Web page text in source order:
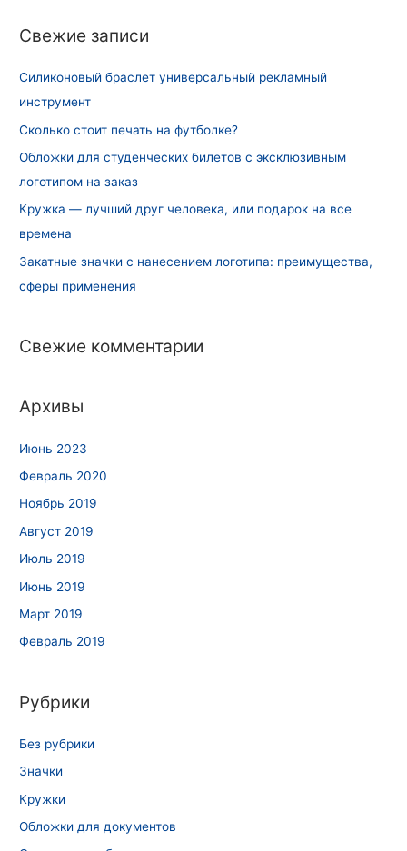
:Свежие записи
Силиконовый браслет универсальный рекламный
инструмент
Сколько стоит печать на футболке?
Обложки для студенческих билетов с эксклюзивным
логотипом на заказ
Кружка — лучший друг человека, или подарок на все
времена
Закатные значки с нанесением логотипа: преимущества,
сферы применения
Свежие комментарии
Архивы
Июнь 2023
Февраль 2020
Ноябрь 2019
Август 2019
Июль 2019
Июнь 2019
Март 2019
Февраль 2019
Рубрики
Без рубрики
Значки
Кружки
Обложки для документов